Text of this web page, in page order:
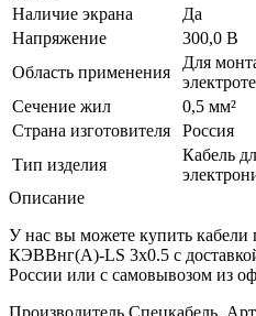
Наличие экрана
Да
Напряжение
300,0 В
Область применения
Для
Сечение жил
0,5 мм²
Страна изготовителя
Россия
Тип изделия
Кабель
Описание
У нас вы можете купить кабели
КЭВВнг(А)-LS 3х0.5 с
России или с самовывозом из
Производитель Спецкабель.